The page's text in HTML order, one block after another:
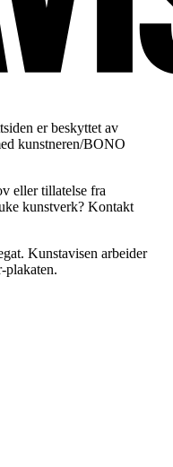
er beskyttet av
kunstneren/BONO
eller tillatelse fra
kunstverk? Kontakt
Kunstavisen arbeider
plakaten.